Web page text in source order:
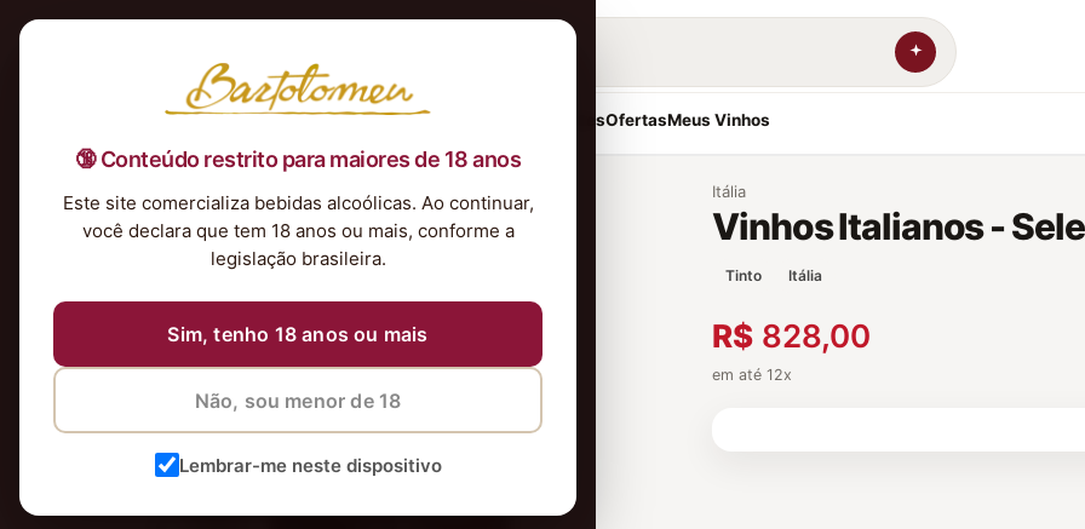
🔞 Conteúdo restrito para maiores de 18 anos
Este site comercializa bebidas alcoólicas. Ao continuar,
você declara que tem 18 anos ou mais, conforme a
legislação brasileira.
Sim, tenho 18 anos ou mais
Não, sou menor de 18
Lembrar-me neste dispositivo
Nossa Seleção TintosBrancosEspumantesRosés Kits & PresentesOfertasMeus Vinhos
Itália
Vinhos Italianos -
Tinto Itália
R$ 828,00
em até 12x